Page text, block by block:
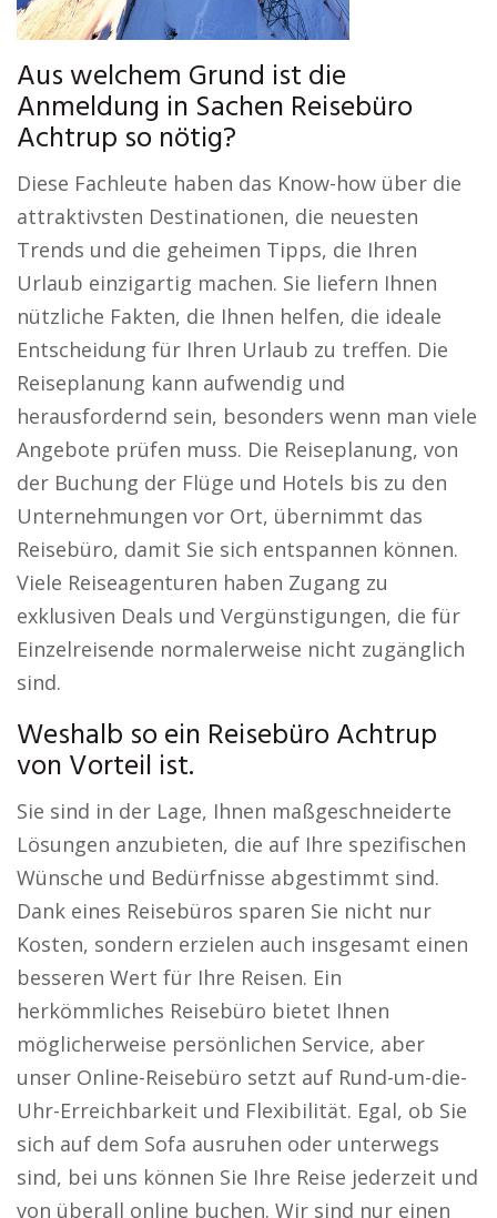
Aus welchem Grund ist die
Anmeldung in Sachen Reisebüro
Achtrup so nötig?
Diese Fachleute haben das Know-how über die
attraktivsten Destinationen, die neuesten
Trends und die geheimen Tipps, die Ihren
Urlaub einzigartig machen. Sie liefern Ihnen
nützliche Fakten, die Ihnen helfen, die ideale
Entscheidung für Ihren Urlaub zu treffen. Die
Reiseplanung kann aufwendig und
herausfordernd sein, besonders wenn man viele
Angebote prüfen muss. Die Reiseplanung, von
der Buchung der Flüge und Hotels bis zu den
Unternehmungen vor Ort, übernimmt das
Reisebüro, damit Sie sich entspannen können.
Viele Reiseagenturen haben Zugang zu
exklusiven Deals und Vergünstigungen, die für
Einzelreisende normalerweise nicht zugänglich
sind.
Weshalb so ein Reisebüro Achtrup
von Vorteil ist.
Sie sind in der Lage, Ihnen maßgeschneiderte
Lösungen anzubieten, die auf Ihre spezifischen
Wünsche und Bedürfnisse abgestimmt sind.
Dank eines Reisebüros sparen Sie nicht nur
Kosten, sondern erzielen auch insgesamt einen
besseren Wert für Ihre Reisen. Ein
herkömmliches Reisebüro bietet Ihnen
möglicherweise persönlichen Service, aber
unser Online-Reisebüro setzt auf Rund-um-die-
Uhr-Erreichbarkeit und Flexibilität. Egal, ob Sie
sich auf dem Sofa ausruhen oder unterwegs
sind, bei uns können Sie Ihre Reise jederzeit und
von überall online buchen. Wir sind nur einen